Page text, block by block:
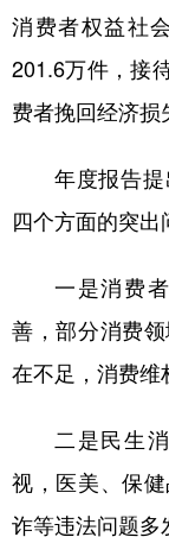
地方频道
辽宁
浙江
山东
广东
四川
陕西
新疆
消费者权益社
201.6万件，接
费者挽回经济损
年度报告
四个方面的突出
一是消费
善，部分消费
在不足，消费维
二是民生
视，医美、保
诈等违法问题多